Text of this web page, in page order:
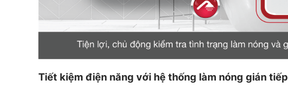
Tiết kiệm điện năng với hệ thống làm nóng gián tiếp